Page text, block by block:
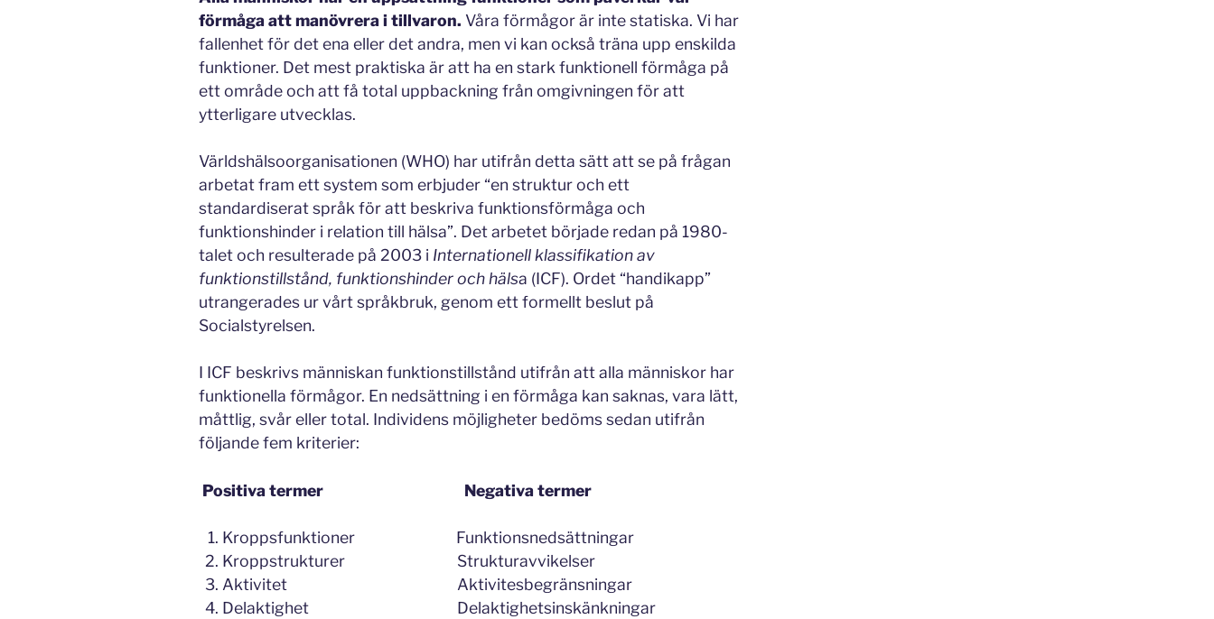
förmåga att manövrera i tillvaron. Våra förmågor är inte statiska. Vi har
fallenhet för det ena eller det andra, men vi kan också träna upp enskilda
funktioner. Det mest praktiska är att ha en stark funktionell förmåga på
ett område och att få total uppbackning från omgivningen för att
ytterligare utvecklas.
Världshälsoorganisationen (WHO) har utifrån detta sätt att se på frågan
arbetat fram ett system som erbjuder “en struktur och ett
standardiserat språk för att beskriva funktionsförmåga och
funktionshinder i relation till hälsa”. Det arbetet började redan på 1980-
talet och resulterade på 2003 i Internationell klassifikation av
funktionstillstånd, funktionshinder och hälsa (ICF). Ordet “handikapp”
utrangerades ur vårt språkbruk, genom ett formellt beslut på
Socialstyrelsen.
I ICF beskrivs människan funktionstillstånd utifrån att alla människor har
funktionella förmågor. En nedsättning i en förmåga kan saknas, vara lätt,
måttlig, svår eller total. Individens möjligheter bedöms sedan utifrån
följande fem kriterier:
Positiva termer Negativa termer
Kroppsfunktioner Funktionsnedsättningar
Kroppstrukturer Strukturavvikelser
Aktivitet Aktivitesbegränsningar
Delaktighet Delaktighetsinskänkningar